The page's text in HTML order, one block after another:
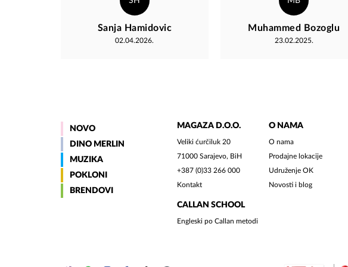
Sanja Hamidovic
02.04.2026.
Bende bir adet ajanda ve kalem
ve tekrar Magaza'ya
uğrayacağım. Sevgilerle.
Muhammed Bozoglu
23.02.2025.
NOVO
DINO MERLIN
MUZIKA
POKLONI
BRENDOVI
MAGAZA D.O.O.
Veliki ćurčiluk 20
71000 Sarajevo, BiH
+387 (0)33 266 000
Kontakt
O NAMA
O nama
Prodajne lokacije
Udruženje OK
Novosti i blog
CALLAN SCHOOL
Engleski po Callan metodi